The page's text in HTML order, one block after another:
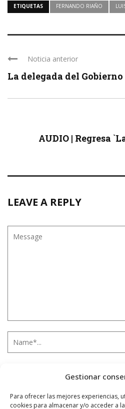
Gestionar
Para ofrecer las mejores experiencias,
cookies para almacenar y/o acceder a
ETIQUETAS FERNANDO RIAÑO
Noticia anterior
La delegada del Gobierno
AUDIO | Regresa
LEAVE A REPLY